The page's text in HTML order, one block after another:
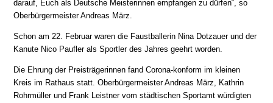
darauf, Euch als Deutsche Meisterinnen empfangen zu dürfen“, so
Oberbürgermeister Andreas März.
Schon am 22. Februar waren die Faustballerin Nina Dotzauer und der
Kanute Nico Paufler als Sportler des Jahres geehrt worden.
Die Ehrung der Preisträgerinnen fand Corona-konform im kleinen
Kreis im Rathaus statt. Oberbürgermeister Andreas März, Kathrin
Rohrmüller und Frank Leistner vom städtischen Sportamt würdigten